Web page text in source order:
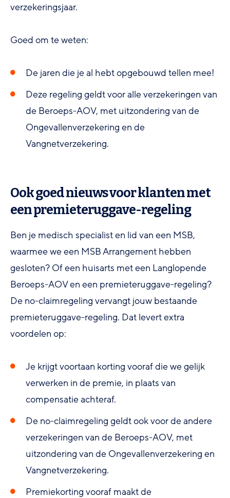
verzekeringsjaar.
Goed om te weten:
De jaren die je al hebt opgebouwd tellen mee!
Deze regeling geldt voor alle verzekeringen van
de Beroeps-AOV, met uitzondering van de
Ongevallenverzekering en de
Vangnetverzekering.
Ook goed nieuws voor klanten met
een premieteruggave-regeling
Ben je medisch specialist en lid van een MSB,
waarmee we een MSB Arrangement hebben
gesloten? Of een huisarts met een Langlopende
Beroeps-AOV en een premieteruggave-regeling?
De no-claimregeling vervangt jouw bestaande
premieteruggave-regeling. Dat levert extra
voordelen op:
Je krijgt voortaan korting vooraf die we gelijk
verwerken in de premie, in plaats van
compensatie achteraf.
De no-claimregeling geldt ook voor de andere
verzekeringen van de Beroeps-AOV, met
uitzondering van de Ongevallenverzekering en
Vangnetverzekering.
Premiekorting vooraf maakt de